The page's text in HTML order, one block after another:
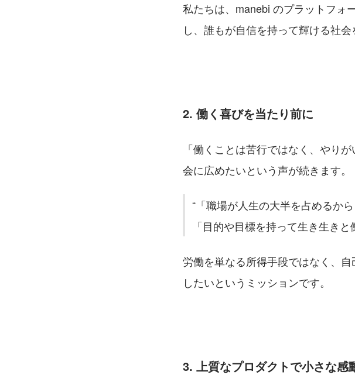
私たちは、manebi のプラットフォ
し、誰もが自信を持って輝ける社会
2. 働く喜びを当たり前に
「働くことは苦行ではなく、やり
会に広めたいという声が続きます。
「職場が人生の大半を占めるか
「目的や目標を持って生き生きと
労働を単なる所得手段ではなく、
したいというミッションです。
3. 上質なプロダクトで小さな感